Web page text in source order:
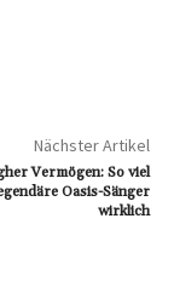
Nächster Artikel
Vermögen: So viel
Oasis-Sänger
wirklich